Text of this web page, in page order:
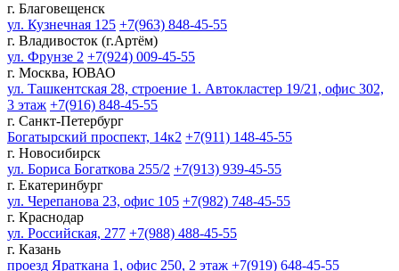
г. Благовещенск
ул. Кузнечная 125 +7(963) 848-45-55
г. Владивосток (г.Артём)
ул. Фрунзе 2 +7(924) 009-45-55
г. Москва, ЮВАО
ул. Ташкентская 28, строение 1. Автокластер 19/21, офис 302,
3 этаж +7(916) 848-45-55
г. Санкт-Петербург
Богатырский проспект, 14к2 +7(911) 148-45-55
г. Новосибирск
ул. Бориса Богаткова 255/2 +7(913) 939-45-55
г. Екатеринбург
ул. Черепанова 23, офис 105 +7(982) 748-45-55
г. Краснодар
ул. Российская, 277 +7(988) 488-45-55
г. Казань
проезд Яраткана 1, офис 250, 2 этаж +7(919) 648-45-55